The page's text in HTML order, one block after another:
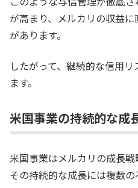
が高まり、メルカリの収益
があります。
したがって、継続的な信用
ます。
米国事業の持続的な成
米国事業はメルカリの成長戦
その持続的な成長には複数の